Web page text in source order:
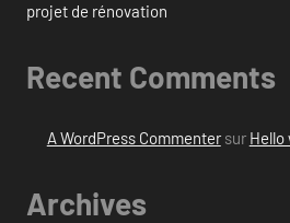
projet de rénovation
Recent Comments
A WordPress Commentersur Hello
Archives